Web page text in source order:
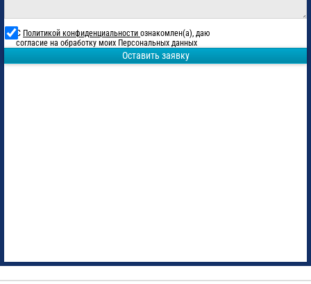
С Политикой конфиденциальности ознакомлен(а), даю
согласие на обработку моих Персональных данных
Оставить заявку